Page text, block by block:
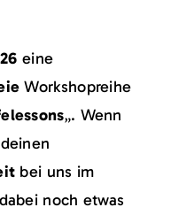
eine
Workshopreihe
„. Wenn
bei uns im
noch etwas